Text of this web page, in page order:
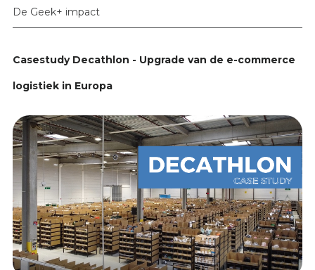
De Geek+ impact
Casestudy Decathlon - Upgrade van de e-commerce
logistiek in Europa